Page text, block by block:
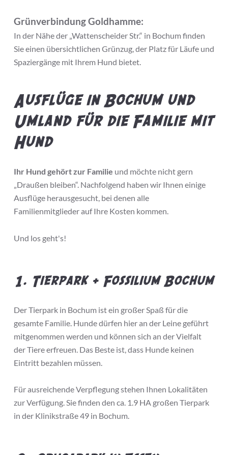
Grünverbindung Goldhamme:
In der Nähe der „Wattenscheider Str.“ in Bochum finden
Sie einen übersichtlichen Grünzug, der Platz für Läufe und
Spaziergänge mit Ihrem Hund bietet.
Ausflüge in Bochum und
Umland für die Familie mit
Hund
Ihr Hund gehört zur Familie und möchte nicht gern
„Draußen bleiben“. Nachfolgend haben wir Ihnen einige
Ausflüge herausgesucht, bei denen alle
Familienmitglieder auf Ihre Kosten kommen.
Und los geht's!
1. Tierpark + Fossilium Bochum
Der Tierpark in Bochum ist ein großer Spaß für die
gesamte Familie. Hunde dürfen hier an der Leine geführt
mitgenommen werden und können sich an der Vielfalt
der Tiere erfreuen. Das Beste ist, dass Hunde keinen
Eintritt bezahlen müssen.
Für ausreichende Verpflegung stehen Ihnen Lokalitäten
zur Verfügung. Sie finden den ca. 1.9 HA großen Tierpark
in der Klinikstraße 49 in Bochum.